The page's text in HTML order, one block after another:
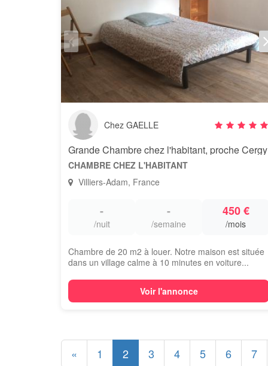
Chez GAELLE
Grande Chambre chez l'habitant, proche Cergy
CHAMBRE CHEZ L'HABITANT
Villiers-Adam, France
-
/nuit
-
/semaine
450 €
/mois
Chambre de 20 m2 à louer. Notre maison est située
dans un village calme à 10 minutes en voiture...
Voir l'annonce
« 1 2 3 4 5 6 7